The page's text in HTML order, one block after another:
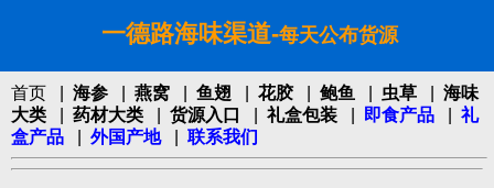
一德路海味渠道-每天公布货源
首页 海参 燕窝 鱼翅 花胶 鲍鱼 虫草
海味
大类
药材大类 货源入口 礼盒包装 即食产品
礼
盒产品
外国产地| 联系我们